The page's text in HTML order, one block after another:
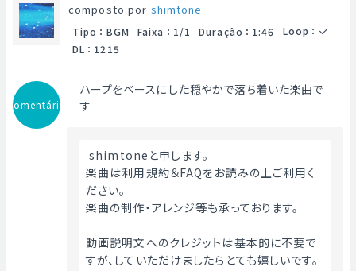
composto por shimtone
Tipo ： BGM Faixa ： 1/1 Duração ： 1:46 Loop ：
DL ： 1215
Comentário
ハープをベースにした穏やかで落ち着いた楽曲で
す
shimtoneと申します。
楽曲は利用規約＆FAQをお読みの上ご利用く
ださい。
楽曲の制作・アレンジ等も承っております。
動画説明文へのクレジットは基本的に不要で
すが、していただけましたらとても嬉しいです。